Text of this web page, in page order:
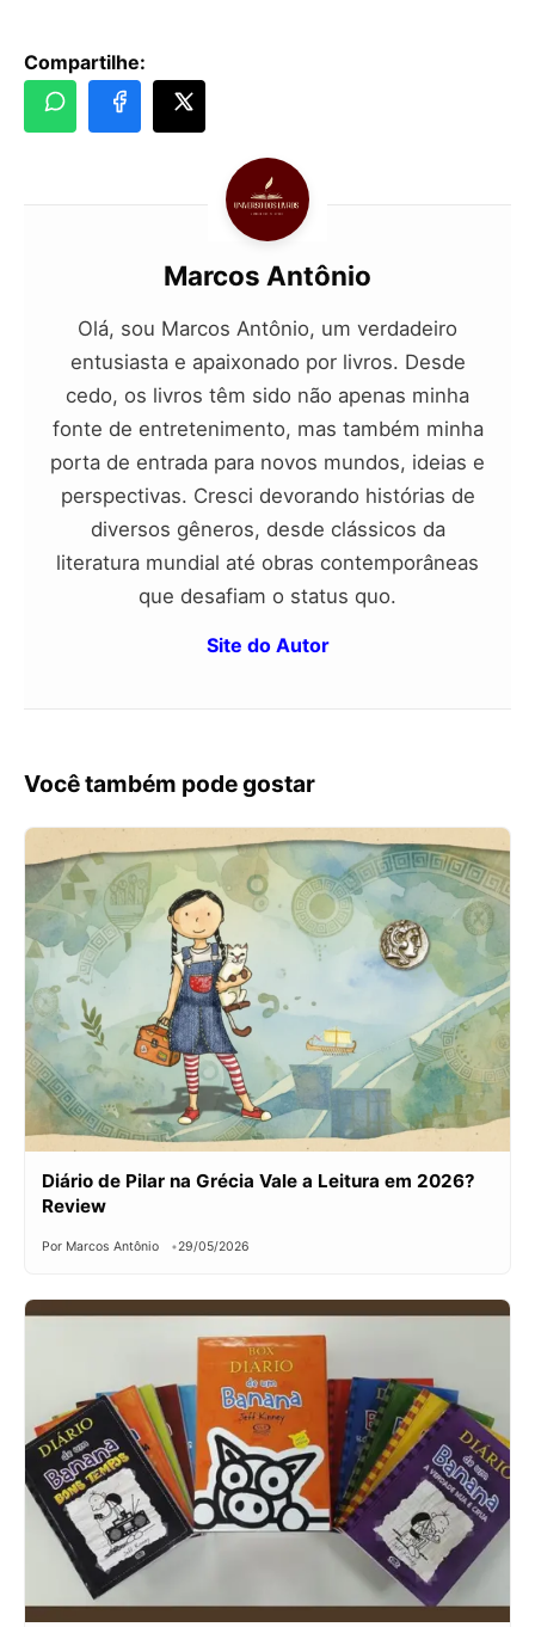
Compartilhe:
Marcos Antônio
Olá, sou Marcos Antônio, um verdadeiro
entusiasta e apaixonado por livros. Desde
cedo, os livros têm sido não apenas minha
fonte de entretenimento, mas também minha
porta de entrada para novos mundos, ideias e
perspectivas. Cresci devorando histórias de
diversos gêneros, desde clássicos da
literatura mundial até obras contemporâneas
que desafiam o status quo.
Site do Autor
Você também pode gostar
Diário de Pilar na Grécia Vale a Leitura em 2026?
Review
Por Marcos Antônio 29/05/2026